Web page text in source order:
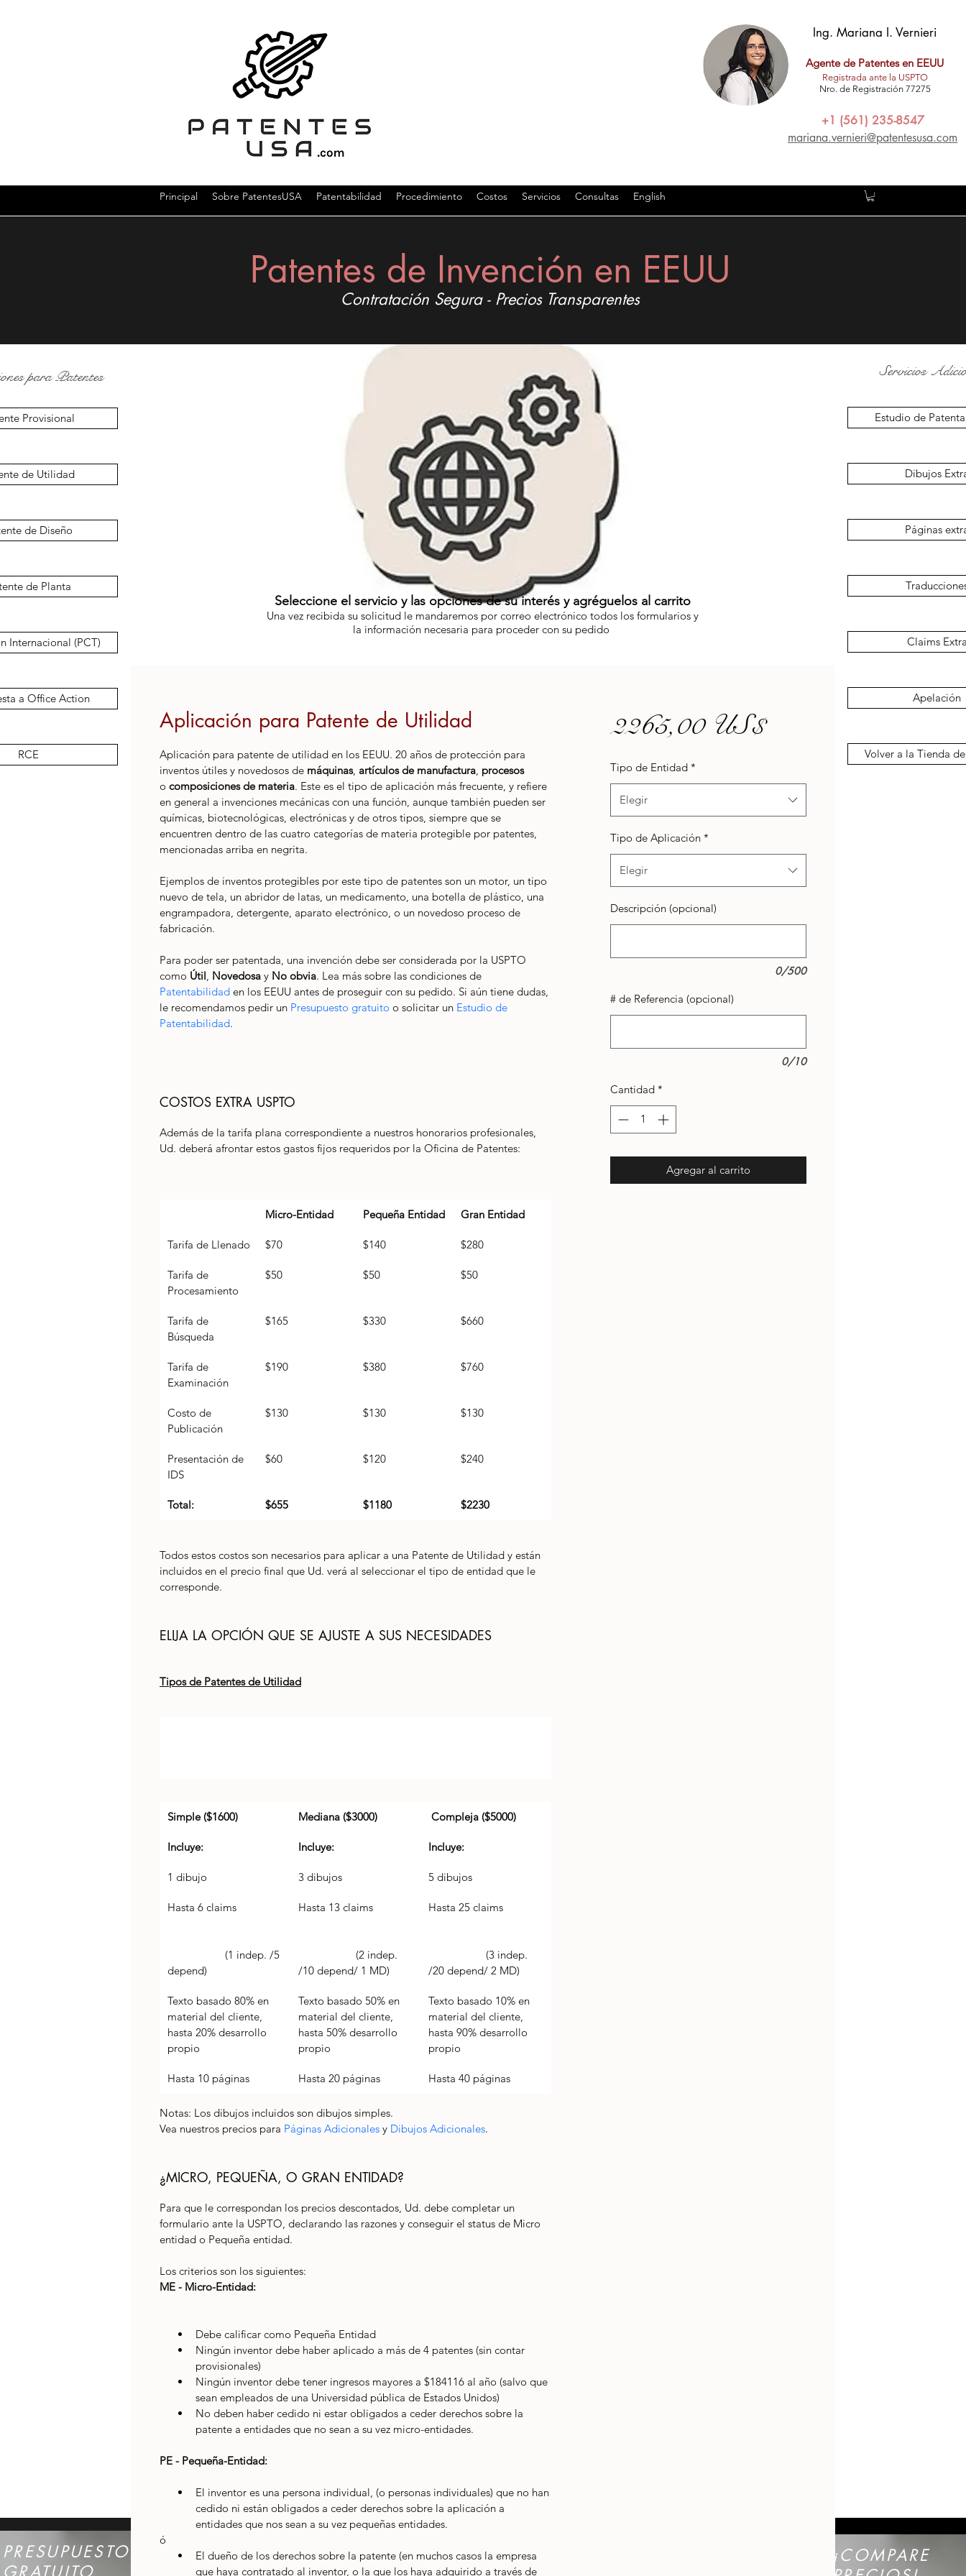
Principal Sobre PatentesUSA Patentabilidad Procedimiento Costos Servicios Consultas English
Ing. Mariana I. Vernieri
Agente de Patentes en EEUU
Registrada ante la USPTO
Nro. de Registración 77275
+1 (561) 235-8547
mariana.vernieri@patentesusa.com
para Patentes
Provisional
de Utilidad
de Diseño
de Planta
Internacional (PCT)
a Office Action
RCE
PRESUPUESTO
GRATUITO
¡COMPARE
Aplicación para Patente de Utilidad
Aplicación para patente de utilidad en los EEUU. 20 años de protección para
inventos útiles y novedosos de máquinas, artículos de manufactura, procesos
o composiciones de materia. Este es el tipo de aplicación más frecuente, y refiere
en general a invenciones mecánicas con una función, aunque también pueden ser
químicas, biotecnológicas, electrónicas y de otros tipos, siempre que se
encuentren dentro de las cuatro categorías de materia protegible por patentes,
mencionadas arriba en negrita.
Ejemplos de inventos protegibles por este tipo de patentes son un motor, un tipo
nuevo de tela, un abridor de latas, un medicamento, una botella de plástico, una
engrampadora, detergente, aparato electrónico, o un novedoso proceso de
fabricación.
Para poder ser patentada, una invención debe ser considerada por la USPTO
como Útil, Novedosa y No obvia. Lea más sobre las condiciones de
Patentabilidad en los EEUU antes de proseguir con su pedido. Si aún tiene dudas,
le recomendamos pedir un Presupuesto gratuito o solicitar un Estudio de
Patentabilidad.
COSTOS EXTRA USPTO
Además de la tarifa plana correspondiente a nuestros honorarios profesionales,
Ud. deberá afrontar estos gastos fijos requeridos por la Oficina de Patentes:
Micro-Entidad Pequeña Entidad Gran Entidad
Tarifa de Llenado $70 $140 $280
Tarifa de
Procesamiento
$50 $50 $50
Tarifa de
Búsqueda
$165 $330 $660
Tarifa de
Examinación
$190 $380 $760
Costo de
Publicación
$130 $130 $130
Presentación de
IDS
$60 $120 $240
Total: $655 $1180 $2230
Todos estos costos son necesarios para aplicar a una Patente de Utilidad y están
incluidos en el precio final que Ud. verá al seleccionar el tipo de entidad que le
corresponde.
ELIJA LA OPCIÓN QUE SE AJUSTE A SUS NECESIDADES
Tipos de Patentes de Utilidad
Simple ($1600) Mediana ($3000) Compleja ($5000)
Incluye: Incluye: Incluye:
1 dibujo 3 dibujos 5 dibujos
Hasta 6 claims
depend)
Hasta 13 claims
/10 depend/ 1 MD)
Hasta 25 claims
/20 depend/ 2 MD)
Texto basado 80% en
material del cliente,
hasta 20% desarrollo
propio
Texto basado 50% en
material del cliente,
hasta 50% desarrollo
propio
Texto basado 10% en
material del cliente,
hasta 90% desarrollo
propio
Hasta 10 páginas Hasta 20 páginas Hasta 40 páginas
Notas: Los dibujos incluidos son dibujos simples.
Vea nuestros precios para Páginas Adicionales y Dibujos Adicionales.
¿MICRO, PEQUEÑA, O GRAN ENTIDAD?
Para que le correspondan los precios descontados, Ud. debe completar un
formulario ante la USPTO, declarando las razones y conseguir el status de Micro
entidad o Pequeña entidad.
Los criterios son los siguientes:
ME - Micro-Entidad:
Debe calificar como Pequeña Entidad
Ningún inventor debe haber aplicado a más de 4 patentes (sin contar
provisionales)
Ningún inventor debe tener ingresos mayores a $184116 al año (salvo que
sean empleados de una Universidad pública de Estados Unidos)
No deben haber cedido ni estar obligados a ceder derechos sobre la
patente a entidades que no sean a su vez micro-entidades.
PE - Pequeña-Entidad:
El inventor es una persona individual, (o personas individuales) que no han
cedido ni están obligados a ceder derechos sobre la aplicación a
entidades que nos sean a su vez pequeñas entidades.
ó
El dueño de los derechos sobre la patente (en muchos casos la empresa
que haya contratado al inventor, o la que los haya adquirido a través de
2265,00 US$Precio
Tipo de Entidad *
Elegir
Tipo de Aplicación *
Elegir
Descripción (opcional)
0/500
# de Referencia (opcional)
0/10
Cantidad *
Agregar al carrito
Patentes de Invención en EEUU
Contratación Segura - Precios Transparentes
Seleccione el servicio y las opciones de su interés y agréguelos al carrito
Una vez recibida su solicitud le mandaremos por correo electrónico todos los formularios y
la información necesaria para proceder con su pedido
Servicios
Estudio de
Dibujos
Páginas
Claims
Apelación
Volver a la Tienda